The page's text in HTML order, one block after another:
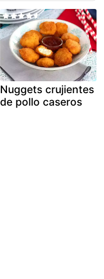
Nuggets crujientes
de pollo caseros